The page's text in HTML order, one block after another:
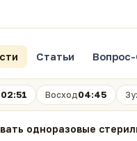
Статьи
02:51 Восход04:45
одноразовые